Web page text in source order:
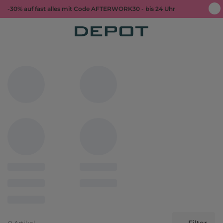
-30% auf fast alles mit Code AFTERWORK30 - bis 24 Uhr